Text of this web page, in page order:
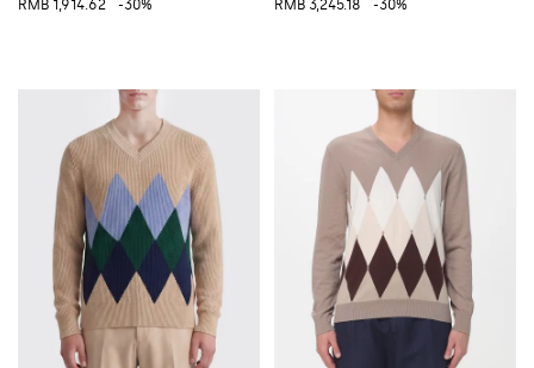
RMB 1,914.62
-30%
RMB 3,245.18
-30%